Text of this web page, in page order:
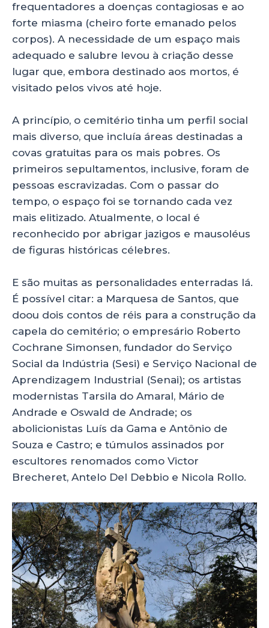
frequentadores a doenças contagiosas e ao
forte miasma (cheiro forte emanado pelos
corpos). A necessidade de um espaço mais
adequado e salubre levou à criação desse
lugar que, embora destinado aos mortos, é
visitado pelos vivos até hoje.
A princípio, o cemitério tinha um perfil social
mais diverso, que incluía áreas destinadas a
covas gratuitas para os mais pobres. Os
primeiros sepultamentos, inclusive, foram de
pessoas escravizadas. Com o passar do
tempo, o espaço foi se tornando cada vez
mais elitizado. Atualmente, o local é
reconhecido por abrigar jazigos e mausoléus
de figuras históricas célebres.
E são muitas as personalidades enterradas lá.
É possível citar: a Marquesa de Santos, que
doou dois contos de réis para a construção da
capela do cemitério; o empresário Roberto
Cochrane Simonsen, fundador do Serviço
Social da Indústria (Sesi) e Serviço Nacional de
Aprendizagem Industrial (Senai); os artistas
modernistas Tarsila do Amaral, Mário de
Andrade e Oswald de Andrade; os
abolicionistas Luís da Gama e Antônio de
Souza e Castro; e túmulos assinados por
escultores renomados como Victor
Brecheret, Antelo Del Debbio e Nicola Rollo.